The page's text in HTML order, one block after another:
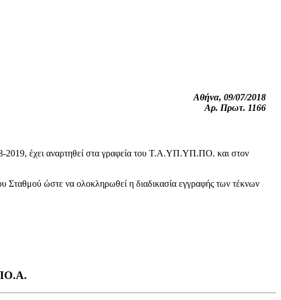
Αθήνα, 09/07/2018
Αρ. Πρωτ. 1166
2019, έχει αναρτηθεί στα γραφεία του Τ.Α.ΥΠ.ΥΠ.ΠΟ. και στον
Σταθμού ώστε να ολοκληρωθεί η διαδικασία εγγραφής των τέκνων